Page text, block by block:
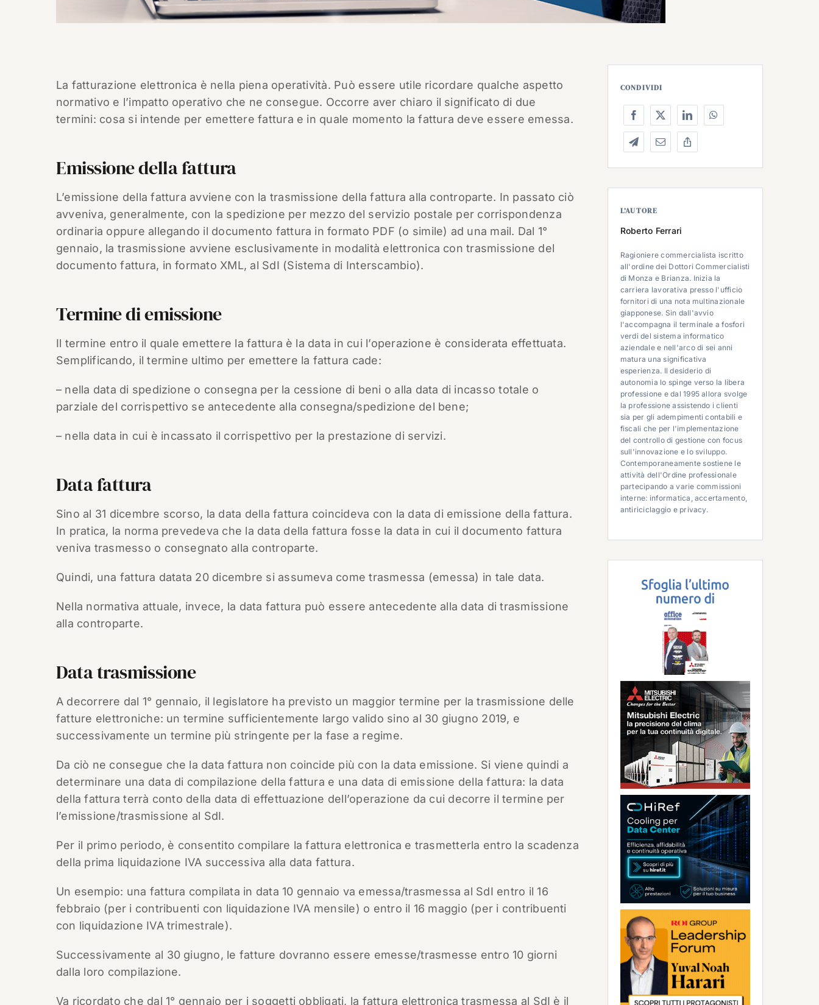
La fatturazione elettronica è nella piena operatività. Può essere utile ricordare qualche aspetto
normativo e l’impatto operativo che ne consegue. Occorre aver chiaro il significato di due
termini: cosa si intende per emettere fattura e in quale momento la fattura deve essere emessa.
Emissione della fattura
L’emissione della fattura avviene con la trasmissione della fattura alla controparte. In passato ciò
avveniva, generalmente, con la spedizione per mezzo del servizio postale per corrispondenza
ordinaria oppure allegando il documento fattura in formato PDF (o simile) ad una mail. Dal 1°
gennaio, la trasmissione avviene esclusivamente in modalità elettronica con trasmissione del
documento fattura, in formato XML, al SdI (Sistema di Interscambio).
Termine di emissione
Il termine entro il quale emettere la fattura è la data in cui l’operazione è considerata effettuata.
Semplificando, il termine ultimo per emettere la fattura cade:
– nella data di spedizione o consegna per la cessione di beni o alla data di incasso totale o
parziale del corrispettivo se antecedente alla consegna/spedizione del bene;
– nella data in cui è incassato il corrispettivo per la prestazione di servizi.
Data fattura
Sino al 31 dicembre scorso, la data della fattura coincideva con la data di emissione della fattura.
In pratica, la norma prevedeva che la data della fattura fosse la data in cui il documento fattura
veniva trasmesso o consegnato alla controparte.
Quindi, una fattura datata 20 dicembre si assumeva come trasmessa (emessa) in tale data.
Nella normativa attuale, invece, la data fattura può essere antecedente alla data di trasmissione
alla controparte.
Data trasmissione
A decorrere dal 1° gennaio, il legislatore ha previsto un maggior termine per la trasmissione delle
fatture elettroniche: un termine sufficientemente largo valido sino al 30 giugno 2019, e
successivamente un termine più stringente per la fase a regime.
Da ciò ne consegue che la data fattura non coincide più con la data emissione. Si viene quindi a
determinare una data di compilazione della fattura e una data di emissione della fattura: la data
della fattura terrà conto della data di effettuazione dell’operazione da cui decorre il termine per
l’emissione/trasmissione al SdI.
Per il primo periodo, è consentito compilare la fattura elettronica e trasmetterla entro la scadenza
della prima liquidazione IVA successiva alla data fattura.
Un esempio: una fattura compilata in data 10 gennaio va emessa/trasmessa al SdI entro il 16
febbraio (per i contribuenti con liquidazione IVA mensile) o entro il 16 maggio (per i contribuenti
con liquidazione IVA trimestrale).
Successivamente al 30 giugno, le fatture dovranno essere emesse/trasmesse entro 10 giorni
dalla loro compilazione.
Va ricordato che dal 1° gennaio per i soggetti obbligati, la fattura elettronica trasmessa al SdI è il
CONDIVIDI
L’AUTORE
Roberto Ferrari
Ragioniere commercialista iscritto
all'ordine dei Dottori Commercialisti
di Monza e Brianza. Inizia la
carriera lavorativa presso l'ufficio
fornitori di una nota multinazionale
giapponese. Sin dall'avvio
l'accompagna il terminale a fosfori
verdi del sistema informatico
aziendale e nell'arco di sei anni
matura una significativa
esperienza. Il desiderio di
autonomia lo spinge verso la libera
professione e dal 1995 allora svolge
la professione assistendo i clienti
sia per gli adempimenti contabili e
fiscali che per l'implementazione
del controllo di gestione con focus
sull'innovazione e lo sviluppo.
Contemporaneamente sostiene le
attività dell'Ordine professionale
partecipando a varie commissioni
interne: informatica, accertamento,
antiriciclaggio e privacy.